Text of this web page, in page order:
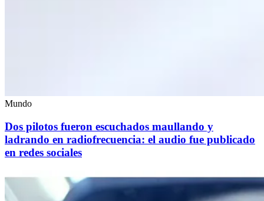
Mundo
Dos pilotos fueron escuchados maullando y
ladrando en radiofrecuencia: el audio fue publicado
en redes sociales